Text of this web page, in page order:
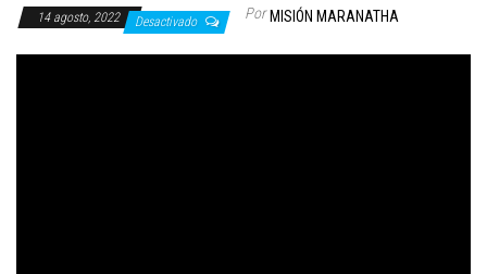
14 agosto, 2022 Desactivado Por MISIÓN MARANATHA